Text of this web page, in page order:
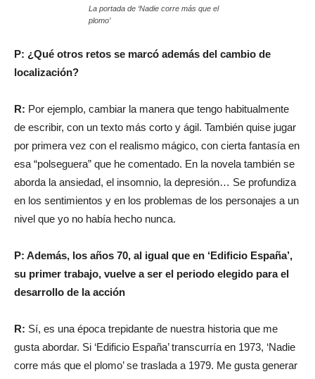
La portada de ‘Nadie corre más que el
plomo’
P: ¿Qué otros retos se marcó además del cambio de
localización?
R: Por ejemplo, cambiar la manera que tengo habitualmente
de escribir, con un texto más corto y ágil. También quise jugar
por primera vez con el realismo mágico, con cierta fantasía en
esa “polseguera” que he comentado. En la novela también se
aborda la ansiedad, el insomnio, la depresión… Se profundiza
en los sentimientos y en los problemas de los personajes a un
nivel que yo no había hecho nunca.
P: Además, los años 70, al igual que en ‘Edificio España’,
su primer trabajo, vuelve a ser el periodo elegido para el
desarrollo de la acción
R: Sí, es una época trepidante de nuestra historia que me
gusta abordar. Si ‘Edificio España’ transcurría en 1973, ‘Nadie
corre más que el plomo’ se traslada a 1979. Me gusta generar